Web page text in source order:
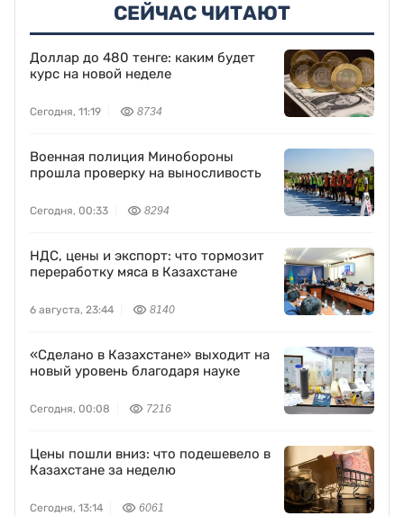
СЕЙЧАС ЧИТАЮТ
Доллар до 480 тенге: каким будет
курс на новой неделе
Сегодня, 11:19 8734
Военная полиция Минобороны
прошла проверку на выносливость
Сегодня, 00:33 8294
НДС, цены и экспорт: что тормозит
переработку мяса в Казахстане
6 августа, 23:44 8140
«Сделано в Казахстане» выходит на
новый уровень благодаря науке
Сегодня, 00:08 7216
Цены пошли вниз: что подешевело в
Казахстане за неделю
Сегодня, 13:14 6061